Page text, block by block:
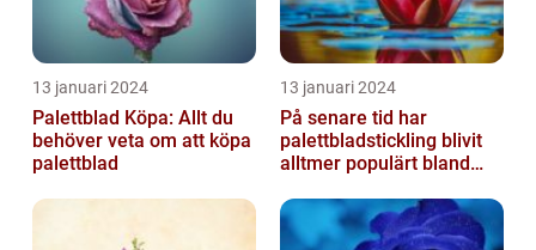
13 januari 2024
Palettblad Köpa: Allt du
behöver veta om att köpa
palettblad
13 januari 2024
På senare tid har
palettbladstickling blivit
alltmer populärt bland